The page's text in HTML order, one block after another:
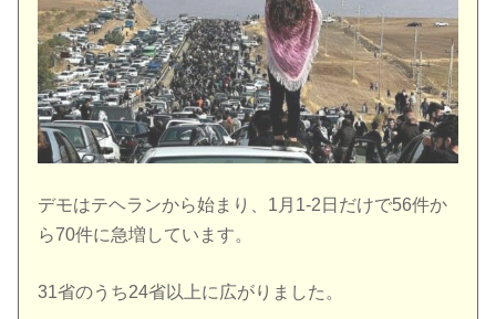
デモはテヘランから始まり、1月1-2日だけで56件か
ら70件に急増しています。
31省のうち24省以上に広がりました。